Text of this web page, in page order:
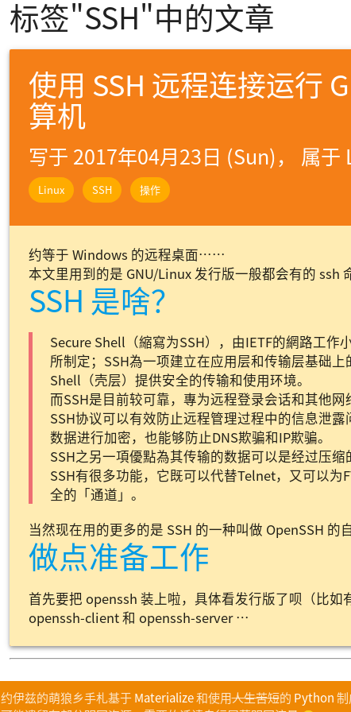
标签"SSH"中的文章
使用 SSH 远程连接运行
算机
写于 2017年04月23日 (Sun)， 属于
Linux SSH 操作
约等于 Windows 的远程桌面……
本文里用到的是 GNU/Linux 发行版一般都会有的 ssh
SSH 是啥？
Secure Shell（縮寫为SSH），由IETF的網路工作
所制定；SSH為一项建立在应用层和传输层基础
Shell（壳层）提供安全的传输和使用环境。
而SSH是目前较可靠，專为远程登录会话和其他
SSH协议可以有效防止远程管理过程中的信息泄
数据进行加密，也能够防止DNS欺骗和IP欺骗。
SSH之另一項優點為其传输的数据可以是经过压缩
SSH有很多功能，它既可以代替Telnet，又可以为
全的「通道」。
当然现在用的更多的是 SSH 的一种叫做 OpenSSH 的
做点准备工作
首先要把 openssh 装上啦，具体看发行版了呗（比如
openssh-client 和 openssh-server …
约伊兹的萌狼乡手札基于Materialize和使用人生苦短的 Python